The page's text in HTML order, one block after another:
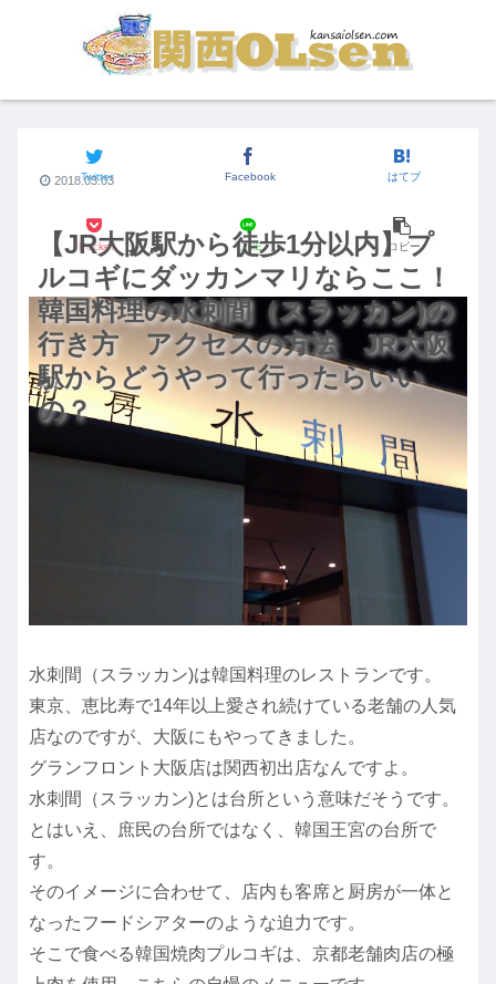
【JR大阪駅から徒歩1分以内】プ
ルコギにダッカンマリならここ！
韓国料理の水刺間（スラッカン)の
行き方 アクセスの方法 JR大阪
駅からどうやって行ったらいい
の？
Twitter Facebook はてブ
Pocket LINE コピー
2018.03.03
水刺間（スラッカン)は韓国料理のレストランです。
東京、恵比寿で14年以上愛され続けている老舗の人気
店なのですが、大阪にもやってきました。
グランフロント大阪店は関西初出店なんですよ。
水刺間（スラッカン)とは台所という意味だそうです。
とはいえ、庶民の台所ではなく、韓国王宮の台所で
す。
そのイメージに合わせて、店内も客席と厨房が一体と
なったフードシアターのような迫力です。
そこで食べる韓国焼肉プルコギは、京都老舗肉店の極